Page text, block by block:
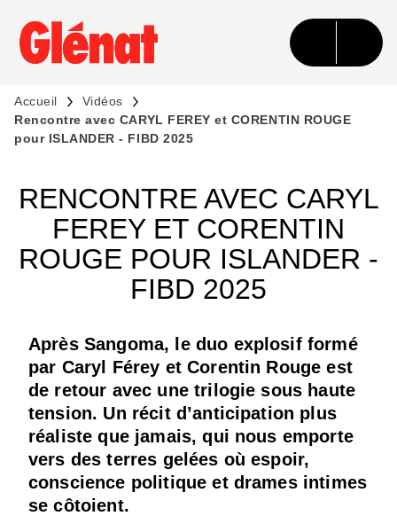
MENU RECHERCHE CONTENU
PIED DE PAGE
Accueil
Vidéos
Rencontre avec CARYL FEREY et CORENTIN ROUGE
pour ISLANDER - FIBD 2025
RENCONTRE AVEC CARYL
FEREY ET CORENTIN
ROUGE POUR ISLANDER -
FIBD 2025
Après Sangoma, le duo explosif formé
par Caryl Férey et Corentin Rouge est
de retour avec une trilogie sous haute
tension. Un récit d’anticipation plus
réaliste que jamais, qui nous emporte
vers des terres gelées où espoir,
conscience politique et drames intimes
se côtoient.